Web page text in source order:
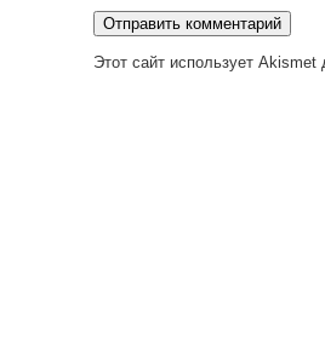
Этот сайт использует